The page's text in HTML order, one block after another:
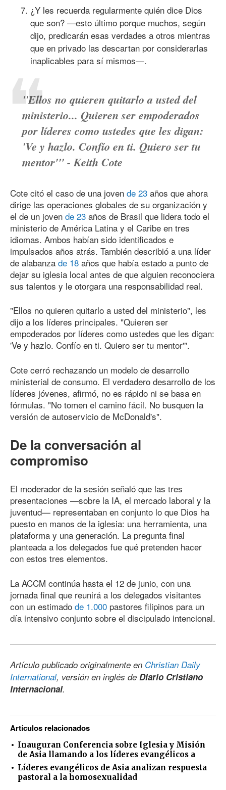
¿Y les recuerda regularmente quién dice Dios
que son? —esto último porque muchos, según
dijo, predicarán esas verdades a otros mientras
que en privado las descartan por considerarlas
inaplicables para sí mismos—.
"Ellos no quieren quitarlo a usted del
ministerio... Quieren ser empoderados
por líderes como ustedes que les digan:
'Ve y hazlo. Confío en ti. Quiero ser tu
mentor'" - Keith Cote
Cote citó el caso de una joven de 23 años que ahora
dirige las operaciones globales de su organización y
el de un joven de 23 años de Brasil que lidera todo el
ministerio de América Latina y el Caribe en tres
idiomas. Ambos habían sido identificados e
impulsados años atrás. También describió a una líder
de alabanza de 18 años que había estado a punto de
dejar su iglesia local antes de que alguien reconociera
sus talentos y le otorgara una responsabilidad real.
"Ellos no quieren quitarlo a usted del ministerio", les
dijo a los líderes principales. "Quieren ser
empoderados por líderes como ustedes que les digan:
'Ve y hazlo. Confío en ti. Quiero ser tu mentor'".
Cote cerró rechazando un modelo de desarrollo
ministerial de consumo. El verdadero desarrollo de los
líderes jóvenes, afirmó, no es rápido ni se basa en
fórmulas. "No tomen el camino fácil. No busquen la
versión de autoservicio de McDonald's".
De la conversación al
compromiso
El moderador de la sesión señaló que las tres
presentaciones —sobre la IA, el mercado laboral y la
juventud— representaban en conjunto lo que Dios ha
puesto en manos de la iglesia: una herramienta, una
plataforma y una generación. La pregunta final
planteada a los delegados fue qué pretenden hacer
con estos tres elementos.
La ACCM continúa hasta el 12 de junio, con una
jornada final que reunirá a los delegados visitantes
con un estimado de 1.000 pastores filipinos para un
día intensivo conjunto sobre el discipulado intencional.
Artículo publicado originalmente en Christian Daily
International, versión en inglés de Diario Cristiano
Internacional.
Artículos relacionados
Inauguran Conferencia sobre Iglesia y Misión
de Asia llamando a los líderes evangélicos a
Líderes evangélicos de Asia analizan respuesta
pastoral a la homosexualidad